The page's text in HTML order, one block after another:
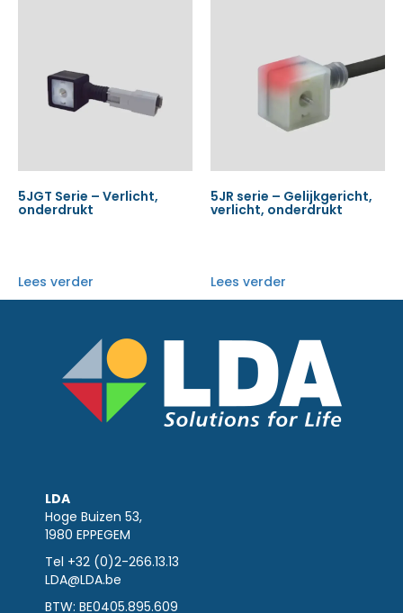
5JGT Serie – Verlicht,
onderdrukt
Lees verder
5JR serie – Gelijkgericht,
verlicht, onderdrukt
Lees verder
LDA
Hoge Buizen 53,
1980 EPPEGEM
Tel +32 (0)2-266.13.13
LDA@LDA.be
BTW: BE0405.895.609